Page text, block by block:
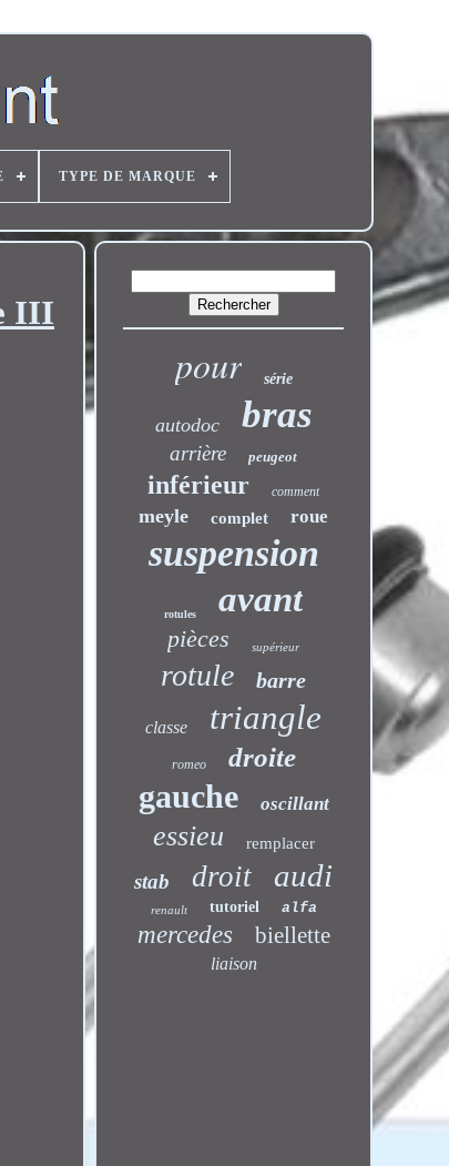
TYPE DE MARQUE
III
pour série
autodoc bras
arrière peugeot
inférieur comment
meyle complet roue
suspension
rotules avant
pièces supérieur
rotule barre
classe triangle
romeo droite
gauche oscillant
essieu remplacer
stab droit audi
renault tutoriel alfa
mercedes biellette
liaison